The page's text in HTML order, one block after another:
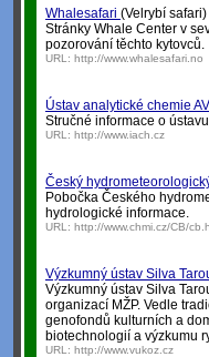
Whalesafari (Velrybí safari)
Stránky Whale Center v
pozorování těchto kytovců.
URL: http://www.whalesafari.no
Ústav analytické chemie
Stručné informace o
URL: http://www.iach.cz
Český
Pobočka Českého
hydrologické informace.
URL: http://www.chmi.cz/CB/
Výzkumný ústav Silva
Výzkumný ústav Silva
organizací MŽP. Vedle
genofondů kulturních a
biotechnologií a výzkumu
URL: http://www.vukoz.cz